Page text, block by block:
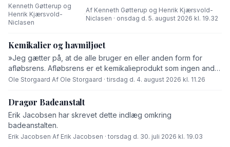
Henrik Kjærsvold-Niclasen.
Kenneth Gøtterup og
Henrik Kjærsvold-
Niclasen
·
Af Kenneth Gøtterup og Henrik Kjærsvold-
Niclasen · onsdag d. 5. august 2026 kl. 19.32
Kemikalier og havmiljøet
»Jeg gætter på, at de alle bruger en eller anden form for
afløbsrens. Afløbsrens er et kemikalieprodukt som ingen andre
end fabrikanten ved hvad består af,« skriver Ole Storgaard i
Ole Storgaard·Af Ole Storgaard · tirsdag d. 4. august 2026 kl. 11.26
Dragør Badeanstalt
Erik Jacobsen har skrevet dette indlæg omkring
badeanstalten.
Erik Jacobsen·Af Erik Jacobsen · torsdag d. 30. juli 2026 kl. 19.03